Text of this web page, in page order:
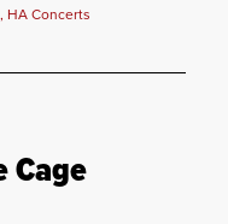
HA Concerts
Cage